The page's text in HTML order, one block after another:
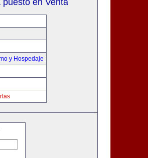
en Venta
y Hospedaje